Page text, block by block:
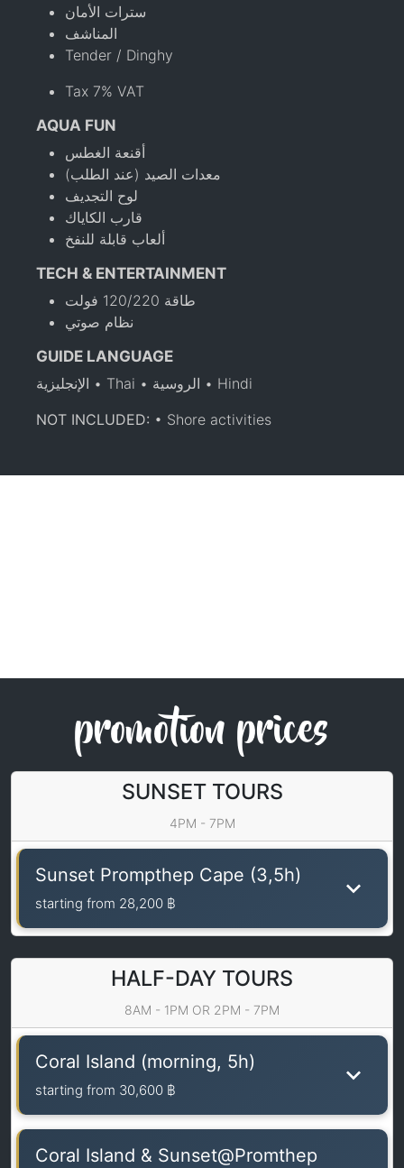
سترات الأمان
المناشف
Tender / Dinghy
Tax 7% VAT
AQUA FUN
أقنعة الغطس
معدات الصيد (عند الطلب)
لوح التجديف
قارب الكاياك
ألعاب قابلة للنفخ
TECH & ENTERTAINMENT
طاقة 120/220 فولت
نظام صوتي
GUIDE LANGUAGE
الإنجليزية • Thai • الروسية • Hindi
NOT INCLUDED: • Shore activities
promotion prices
SUNSET TOURS
4PM - 7PM
Sunset Prompthep Cape (3,5h)
starting from 28,200 ฿
HALF-DAY TOURS
8AM - 1PM OR 2PM - 7PM
Coral Island (morning, 5h)
starting from 30,600 ฿
Coral Island & Sunset@Promthep